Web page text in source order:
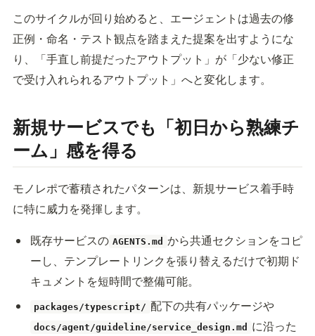
このサイクルが回り始めると、エージェントは過去の修
正例・命名・テスト観点を踏まえた提案を出すようにな
り、「手直し前提だったアウトプット」が「少ない修正
で受け入れられるアウトプット」へと変化します。
新規サービスでも「初日から熟練チ
ーム」感を得る
モノレポで蓄積されたパターンは、新規サービス着手時
に特に威力を発揮します。
既存サービスの AGENTS.md から共通セクションをコピ
ーし、テンプレートリンクを張り替えるだけで初期ド
キュメントを短時間で整備可能。
packages/typescript/ 配下の共有パッケージや
docs/agent/guideline/service_design.md に沿った